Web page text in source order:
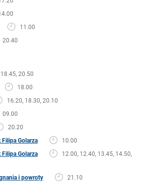
11.00
20.40
18.45, 20.50
18.00
16.20, 18.30, 20.10
09.00
20.20
Golarza
10.00
Golarza
12.00, 12.40, 13.45, 14.50,
i powroty
21.10